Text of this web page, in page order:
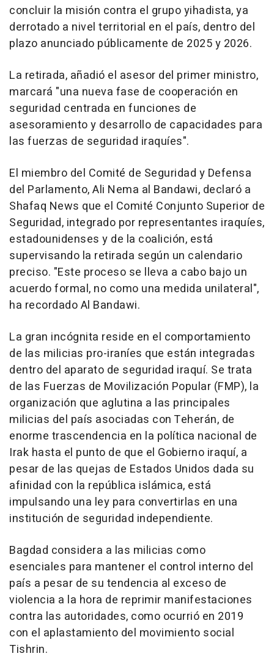
concluir la misión contra el grupo yihadista, ya
derrotado a nivel territorial en el país, dentro del
plazo anunciado públicamente de 2025 y 2026.
La retirada, añadió el asesor del primer ministro,
marcará "una nueva fase de cooperación en
seguridad centrada en funciones de
asesoramiento y desarrollo de capacidades para
las fuerzas de seguridad iraquíes".
El miembro del Comité de Seguridad y Defensa
del Parlamento, Ali Nema al Bandawi, declaró a
Shafaq News que el Comité Conjunto Superior de
Seguridad, integrado por representantes iraquíes,
estadounidenses y de la coalición, está
supervisando la retirada según un calendario
preciso. "Este proceso se lleva a cabo bajo un
acuerdo formal, no como una medida unilateral",
ha recordado Al Bandawi.
La gran incógnita reside en el comportamiento
de las milicias pro-iraníes que están integradas
dentro del aparato de seguridad iraquí. Se trata
de las Fuerzas de Movilización Popular (FMP), la
organización que aglutina a las principales
milicias del país asociadas con Teherán, de
enorme trascendencia en la política nacional de
Irak hasta el punto de que el Gobierno iraquí, a
pesar de las quejas de Estados Unidos dada su
afinidad con la república islámica, está
impulsando una ley para convertirlas en una
institución de seguridad independiente.
Bagdad considera a las milicias como
esenciales para mantener el control interno del
país a pesar de su tendencia al exceso de
violencia a la hora de reprimir manifestaciones
contra las autoridades, como ocurrió en 2019
con el aplastamiento del movimiento social
Tishrin.